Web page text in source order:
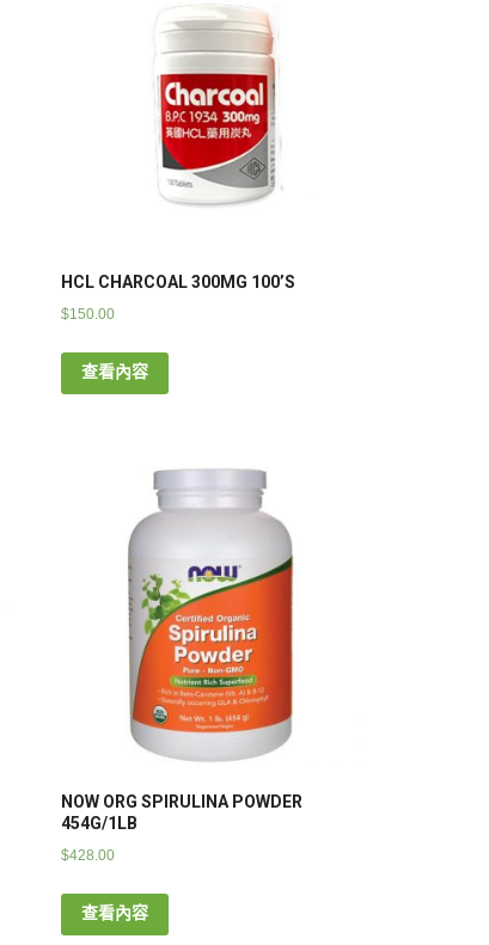
HCL CHARCOAL 300MG 100’S
$150.00
查看內容
NOW ORG SPIRULINA POWDER
454G/1LB
$428.00
查看內容